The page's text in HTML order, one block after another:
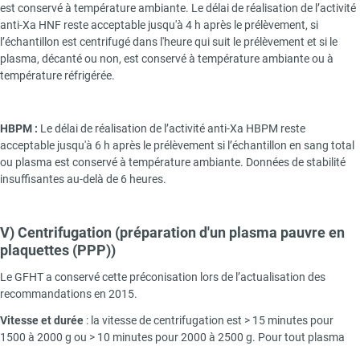
est conservé à température ambiante. Le délai de réalisation de l’activité
anti-Xa HNF reste acceptable jusqu'à 4 h après le prélèvement, si
l’échantillon est centrifugé dans l'heure qui suit le prélèvement et si le
plasma, décanté ou non, est conservé à température ambiante ou à
température réfrigérée.
HBPM : Le délai de réalisation de l’activité anti-Xa HBPM reste
acceptable jusqu'à 6 h après le prélèvement si l’échantillon en sang total
ou plasma est conservé à température ambiante. Données de stabilité
insuffisantes au-delà de 6 heures.
V) Centrifugation (préparation d'un plasma pauvre en
plaquettes (PPP))
Le GFHT a conservé cette préconisation lors de l’actualisation des
recommandations en 2015.
Vitesse et durée : la vitesse de centrifugation est > 15 minutes pour
1500 à 2000 g ou > 10 minutes pour 2000 à 2500 g. Pour tout plasma